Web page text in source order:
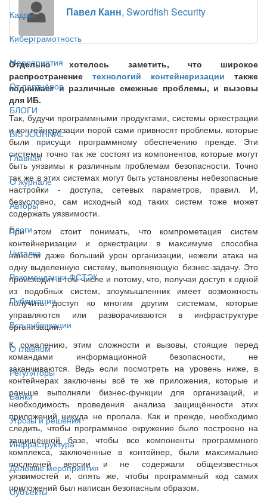
Кадры
Киберграмотность
Мероприятия
От партнёров
БЛОГИ
BIS JOURNAL
Главная
О журнале
Авторы
Блоги
Читалка
Рекомендации ФСТЭК
Публикации
Все публикации
О главном
Регуляторы
Банки
Угрозы и решения
Инфраструктура
Деловые мероприятия
Субъекты
Павел Канн, Swordfish Security
Отдельно хотелось заметить, что широкое
распространение технологий контейнеризации также
поднимает и различные смежные проблемы, и вызовы
для ИБ.
Так, будучи программными продуктами, системы оркестрации
и контейнеризации порой сами привносят проблемы, которые
были присущи программному обеспечению прежде. Эти
системы точно так же состоят из компонентов, которые могут
быть уязвимы к различным проблемам безопасности. Точно
так же в этих системах могут быть установлены небезопасные
настройки - доступа, сетевых параметров, правил. И,
безусловно, сам исходный код таких систем тоже может
содержать уязвимости.
При этом стоит понимать, что компрометация систем
контейнеризации и оркестрации в максимуме способна
нанести даже больший урон организации, нежели атака на
одну выделенную систему, выполняющую бизнес-задачу. Это
происходит в том числе и потому, что, получая доступ к одной
из подобных систем, злоумышленник имеет возможность
получить доступ ко многим другим системам, которые
управляются или разворачиваются в инфраструктуре
организации.
К сожалению, этим сложности и вызовы, стоящие перед
командами информационной безопасности, не
заканчиваются. Ведь если посмотреть на уровень ниже, в
контейнерах заключены всё те же приложения, которые и
раньше выполняли бизнес-функции для организаций, и
необходимость проведения анализа защищённости этих
приложений никуда не пропала. Как и прежде, необходимо
следить, чтобы программное окружение было построено на
защищённой базе, чтобы все компоненты программного
комплекса, заключённые в контейнер, были максимально
последней версии и не содержали общеизвестных
уязвимостей и, опять же, чтобы программный код самих
приложений был написан безопасным образом.